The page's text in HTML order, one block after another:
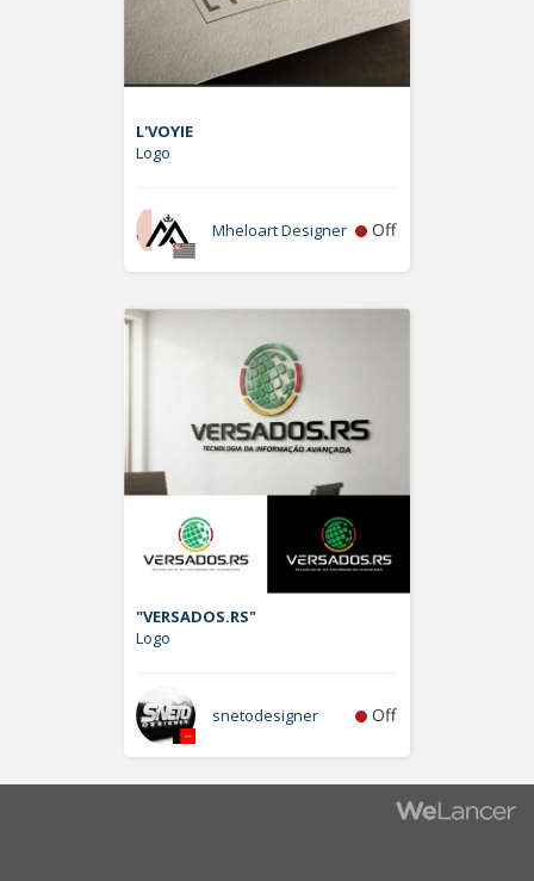
L'VOYIE
Logo
Mheloart Designer Off
"VERSADOS.RS"
Logo
snetodesigner Off